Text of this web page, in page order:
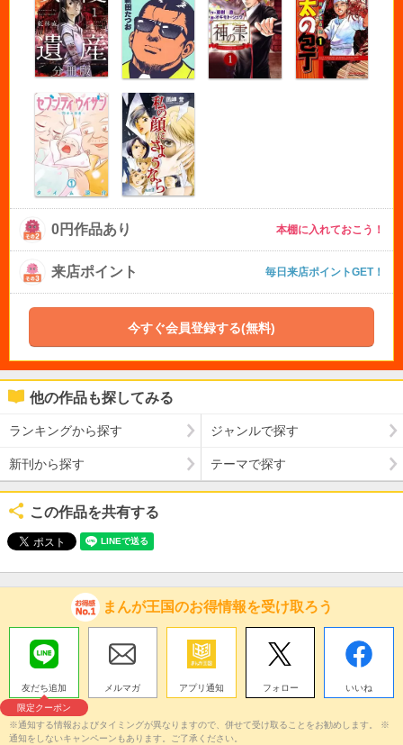
0円作品あり 本棚に入れておこう！
来店ポイント 毎日来店ポイントGET！
今すぐ会員登録する(無料)
他の作品も探してみる
ランキングから探す ジャンルで探す
新刊から探す テーマで探す
この作品を共有する
まんが王国のお得情報を受け取ろう
友だち追加
限定クーポン
メルマガ アプリ通知 フォロー いいね
※通知する情報およびタイミングが異なりますので、併せて受け取ることをお勧めします。 ※
通知をしないキャンペーンもあります。ご了承ください。